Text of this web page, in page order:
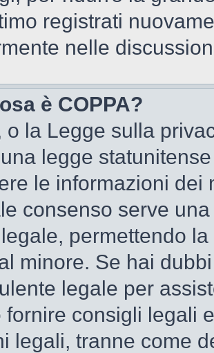
registrati
nelle
è COPPA?
o la Legge sulla
legge
le informazioni dei
consenso serve
permettendo
minore. Se hai
legale per
fornire consigli legali
legali, tranne come